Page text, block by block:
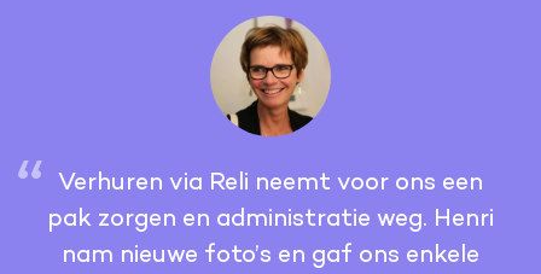
Verhuren via Reli neemt voor ons een
pak zorgen en administratie weg. Henri
nam nieuwe foto’s en gaf ons enkele